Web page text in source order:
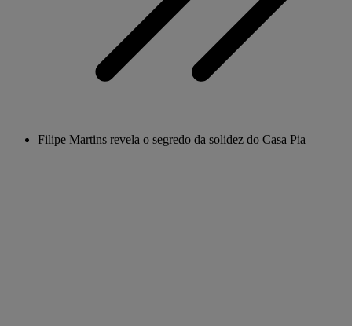
Filipe Martins revela o segredo da solidez do Casa Pia